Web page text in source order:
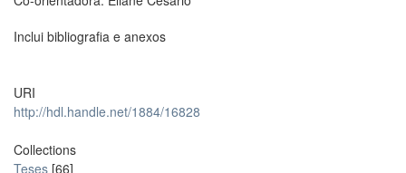
Inclui bibliografia e anexos
URI
http://hdl.handle.net/1884/16828
Collections
Teses [66]